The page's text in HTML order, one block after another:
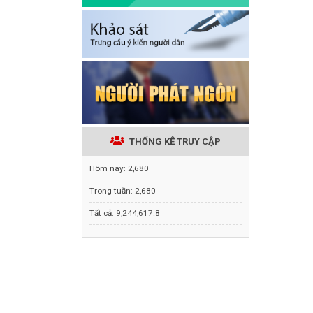
THỐNG KÊ TRUY CẬP
Hôm nay: 2,680
Trong tuần: 2,680
Tất cả: 9,244,617.8